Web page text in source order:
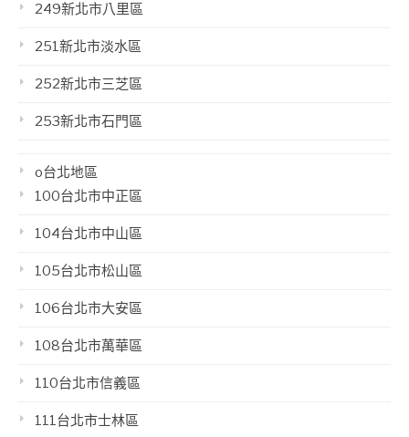
249新北市八里區
251新北市淡水區
252新北市三芝區
253新北市石門區
o台北地區
100台北市中正區
104台北市中山區
105台北市松山區
106台北市大安區
108台北市萬華區
110台北市信義區
111台北市士林區